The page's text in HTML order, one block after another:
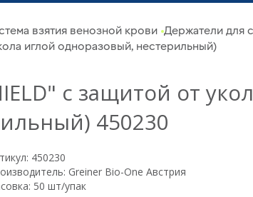
взятия венозной крови Держатели для
иглой одноразовый, нестерильный)
с защитой от
450230
450230
Greiner Bio-One Австрия
50 шт/упак